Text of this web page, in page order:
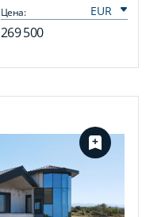
Цена:
269 500